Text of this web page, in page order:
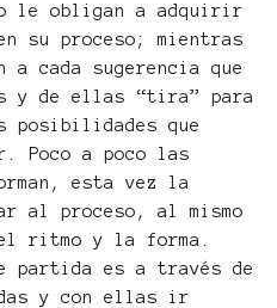
le obligan a adquirir
su proceso; mientras
cada sugerencia que
y de ellas “tira” para
posibilidades que
Poco a poco las
esta vez la
al proceso, al mismo
ritmo y la forma.
partida es a través de
y con ellas ir